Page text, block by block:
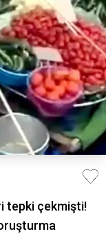
tepki çekmişti!